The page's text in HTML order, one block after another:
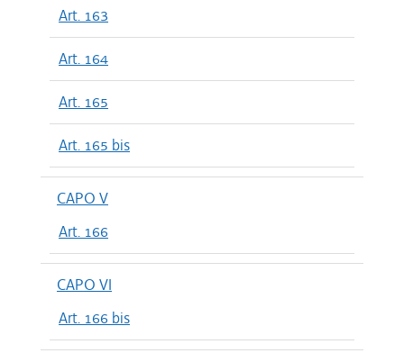
Art. 163
Art. 164
Art. 165
Art. 165 bis
CAPO V
Art. 166
CAPO VI
Art. 166 bis